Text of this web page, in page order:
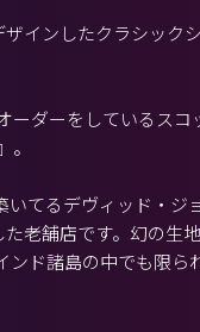
インしたクラシック
ーダーをしているス
てるデヴィッド・ジ
老舗店です。幻の生
ンド諸島の中でも限